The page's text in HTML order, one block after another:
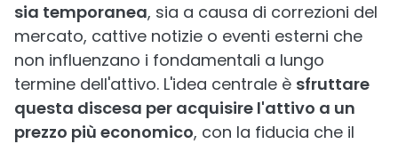
sia temporanea, sia a causa di correzioni del
mercato, cattive notizie o eventi esterni che
non influenzano i fondamentali a lungo
termine dell'attivo. L'idea centrale è sfruttare
questa discesa per acquisire l'attivo a un
prezzo più economico, con la fiducia che il